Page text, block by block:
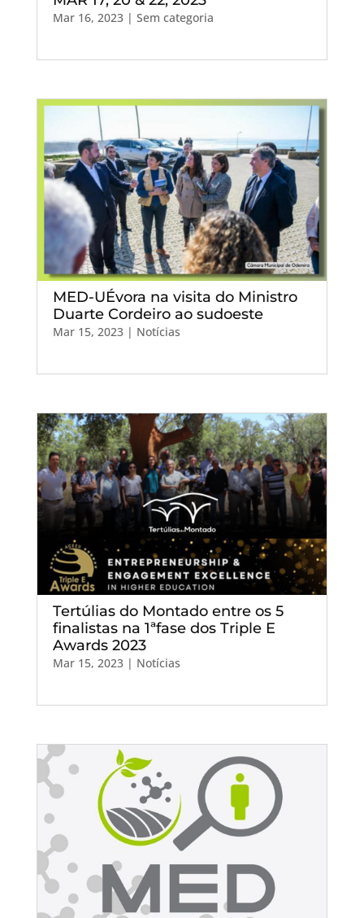
Mar 16, 2023| Sem categoria
MED-UÉvora na visita do Ministro
Duarte Cordeiro ao sudoeste
Mar 15, 2023| Notícias
Tertúlias do Montado entre os 5
finalistas na 1ªfase dos Triple E
Awards 2023
Mar 15, 2023| Notícias